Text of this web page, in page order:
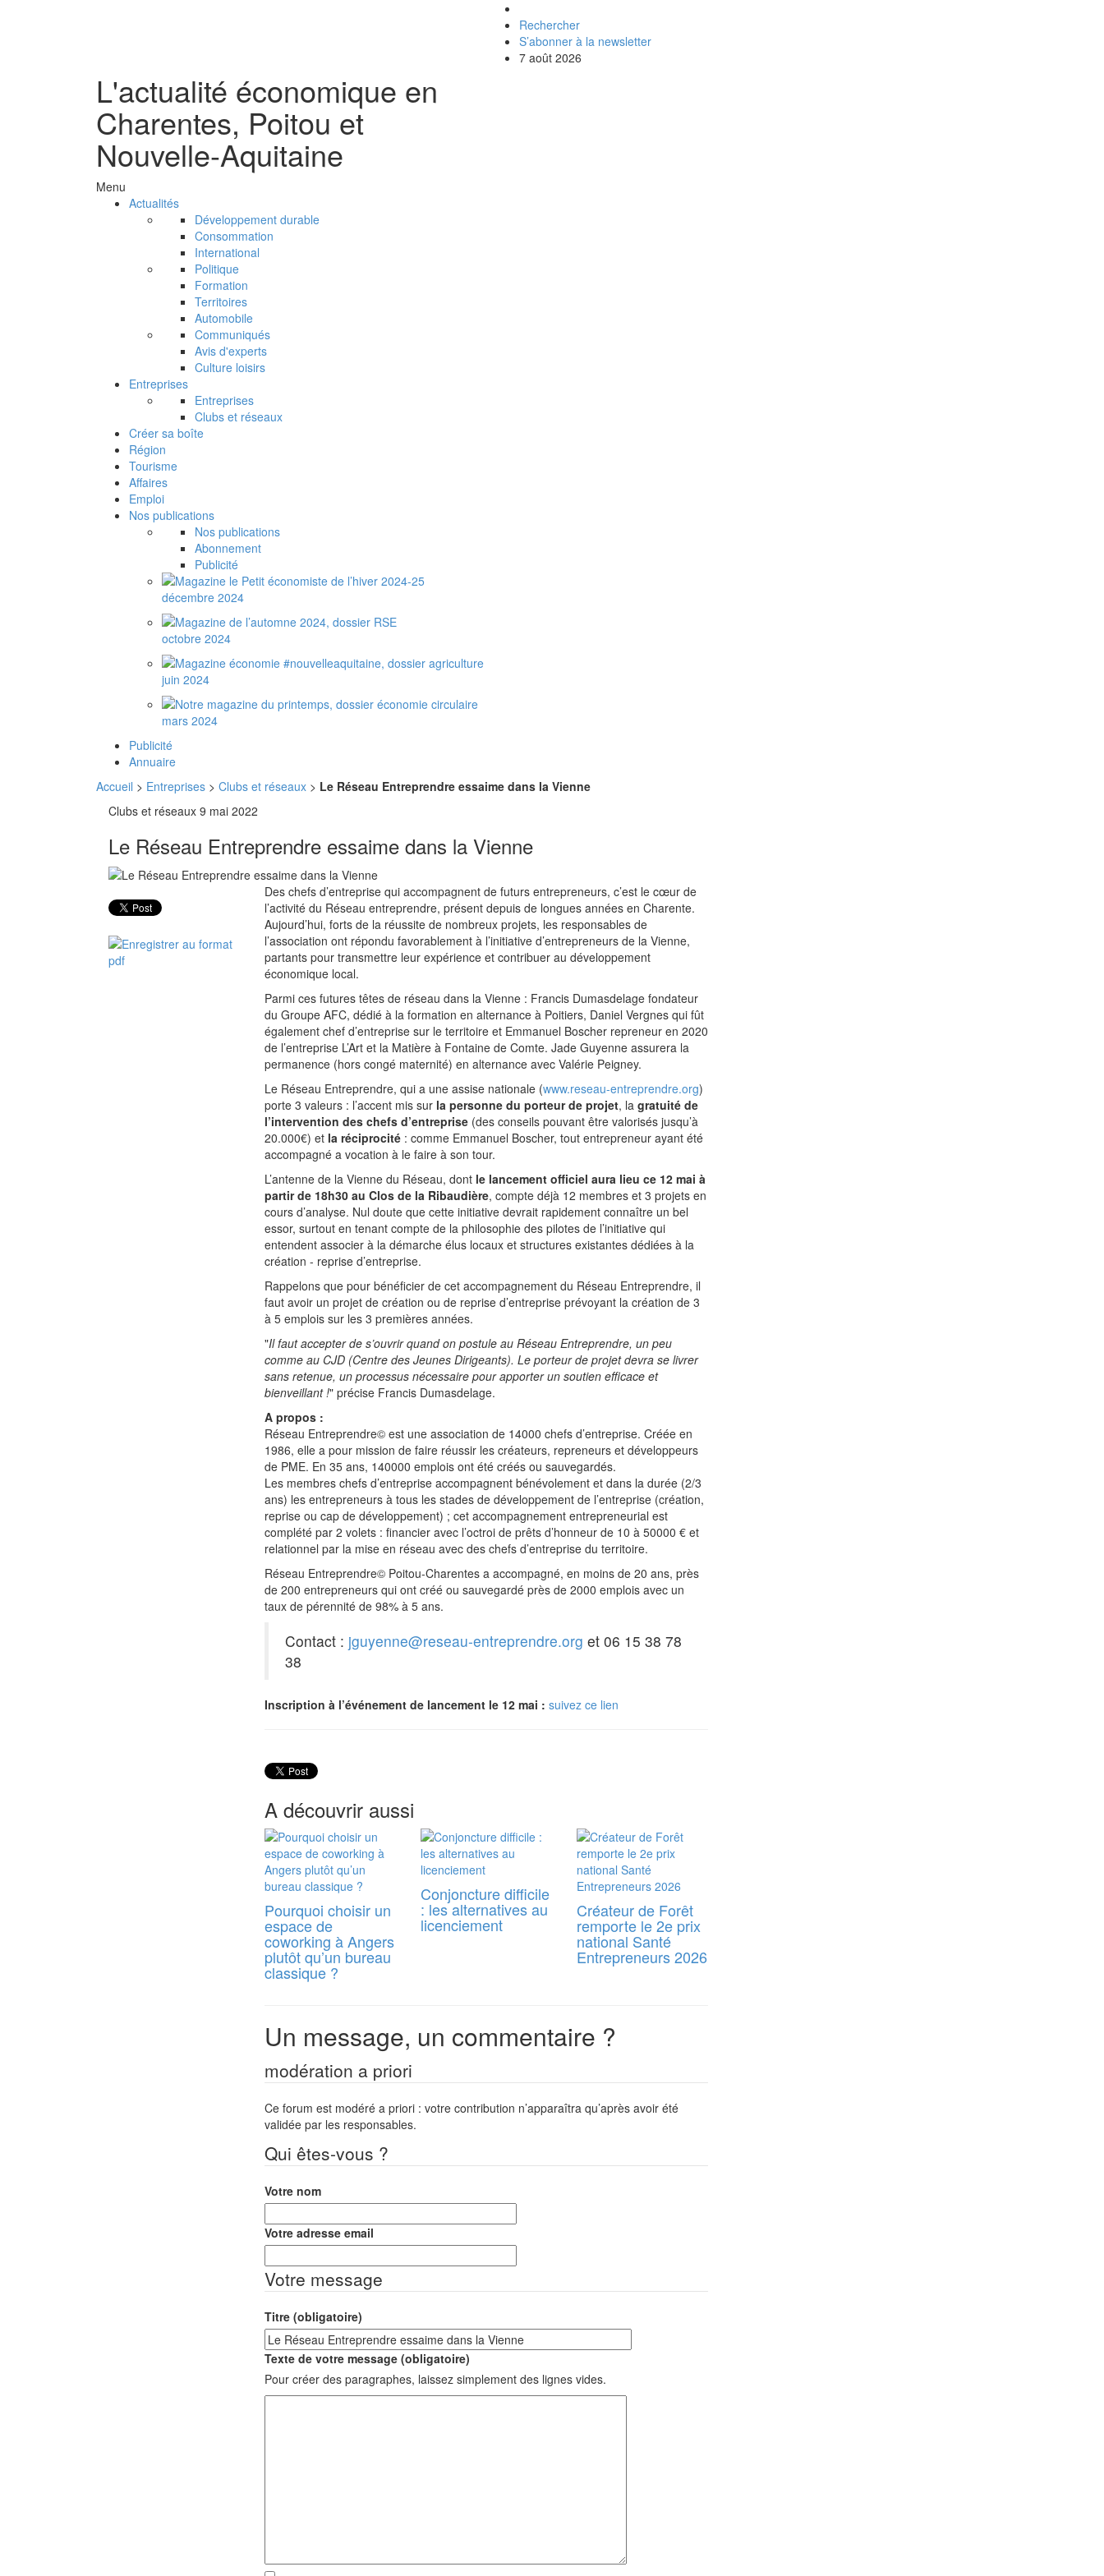
L'actualité économique en
Charentes, Poitou et
Nouvelle-Aquitaine
Rechercher
S’abonner à la newsletter
7 août 2026
Menu
Actualités
Développement durable
Consommation
International
Politique
Formation
Territoires
Automobile
Communiqués
Avis d'experts
Culture loisirs
Entreprises
Entreprises
Clubs et réseaux
Créer sa boîte
Région
Tourisme
Affaires
Emploi
Nos publications
Nos publications
Abonnement
Publicité
décembre 2024
octobre 2024
juin 2024
mars 2024
Publicité
Annuaire
Accueil > Entreprises > Clubs et réseaux > Le Réseau Entreprendre essaime dans la Vienne
Clubs et réseaux 9 mai 2022
Le Réseau Entreprendre essaime dans la Vienne
Des chefs d’entreprise qui accompagnent de futurs entrepreneurs, c’est le cœur de
l’activité du Réseau entreprendre, présent depuis de longues années en Charente.
Aujourd’hui, forts de la réussite de nombreux projets, les responsables de
l’association ont répondu favorablement à l’initiative d’entrepreneurs de la Vienne,
partants pour transmettre leur expérience et contribuer au développement
économique local.
Parmi ces futures têtes de réseau dans la Vienne : Francis Dumasdelage fondateur
du Groupe AFC, dédié à la formation en alternance à Poitiers, Daniel Vergnes qui fût
également chef d’entreprise sur le territoire et Emmanuel Boscher repreneur en 2020
de l’entreprise L’Art et la Matière à Fontaine de Comte. Jade Guyenne assurera la
permanence (hors congé maternité) en alternance avec Valérie Peigney.
Le Réseau Entreprendre, qui a une assise nationale (www.reseau-entreprendre.org)
porte 3 valeurs : l’accent mis sur la personne du porteur de projet, la gratuité de
l’intervention des chefs d’entreprise (des conseils pouvant être valorisés jusqu’à
20.000€) et la réciprocité : comme Emmanuel Boscher, tout entrepreneur ayant été
accompagné a vocation à le faire à son tour.
L’antenne de la Vienne du Réseau, dont le lancement officiel aura lieu ce 12 mai à
partir de 18h30 au Clos de la Ribaudière, compte déjà 12 membres et 3 projets en
cours d’analyse. Nul doute que cette initiative devrait rapidement connaître un bel
essor, surtout en tenant compte de la philosophie des pilotes de l’initiative qui
entendent associer à la démarche élus locaux et structures existantes dédiées à la
création - reprise d’entreprise.
Rappelons que pour bénéficier de cet accompagnement du Réseau Entreprendre, il
faut avoir un projet de création ou de reprise d’entreprise prévoyant la création de 3
à 5 emplois sur les 3 premières années.
"Il faut accepter de s’ouvrir quand on postule au Réseau Entreprendre, un peu
comme au CJD (Centre des Jeunes Dirigeants). Le porteur de projet devra se livrer
sans retenue, un processus nécessaire pour apporter un soutien efficace et
bienveillant !" précise Francis Dumasdelage.
A propos :
Réseau Entreprendre© est une association de 14000 chefs d’entreprise. Créée en
1986, elle a pour mission de faire réussir les créateurs, repreneurs et développeurs
de PME. En 35 ans, 140000 emplois ont été créés ou sauvegardés.
Les membres chefs d’entreprise accompagnent bénévolement et dans la durée (2/3
ans) les entrepreneurs à tous les stades de développement de l’entreprise (création,
reprise ou cap de développement) ; cet accompagnement entrepreneurial est
complété par 2 volets : financier avec l’octroi de prêts d’honneur de 10 à 50000 € et
relationnel par la mise en réseau avec des chefs d’entreprise du territoire.
Réseau Entreprendre© Poitou-Charentes a accompagné, en moins de 20 ans, près
de 200 entrepreneurs qui ont créé ou sauvegardé près de 2000 emplois avec un
taux de pérennité de 98% à 5 ans.
Contact : jguyenne@reseau-entreprendre.org et 06 15 38 78
38
Inscription à l’événement de lancement le 12 mai : suivez ce lien
A découvrir aussi
Pourquoi choisir un
espace de
coworking à Angers
plutôt qu’un bureau
classique ?
Conjoncture difficile
: les alternatives au
licenciement
Créateur de Forêt
remporte le 2e prix
national Santé
Entrepreneurs 2026
Un message, un commentaire ?
modération a priori
Ce forum est modéré a priori : votre contribution n’apparaîtra qu’après avoir été
validée par les responsables.
Qui êtes-vous ?
Votre nom
Votre adresse email
Votre message
Titre (obligatoire)
Texte de votre message (obligatoire)
Pour créer des paragraphes, laissez simplement des lignes vides.